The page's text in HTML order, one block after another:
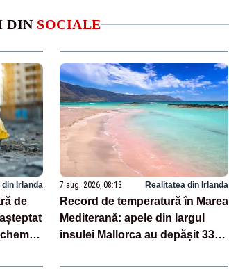
DIN SOCIALE
Irlanda
de
7 aug. 2026, 08:13 Realitatea din Irlanda
Record de temperatură în Marea
Mediterană: apele din largul
insulei Mallorca au depășit 33